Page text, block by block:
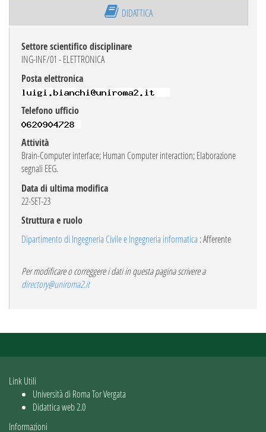
DIDATTICA
Settore scientifico disciplinare
ING-INF/01 - ELETTRONICA
Posta elettronica
Telefono ufficio
Attività
Brain-Computer interface; Human Computer interaction; Elaborazione
segnali EEG.
Data di ultima modifica
22-SET-23
Struttura e ruolo
Dipartimento di Ingegneria Civile e Ingegneria informatica : Afferente
Per modificare o correggere i dati in questa pagina scrivere a
directory@uniroma2.it
Link Utili
Università di Roma Tor Vergata
Didattica web 2.0
Informazioni